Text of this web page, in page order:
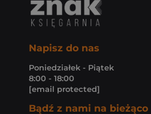
Napisz do nas
Poniedziałek - Piątek
8:00 - 18:00
[email protected]
Bądź z nami na bieżąco